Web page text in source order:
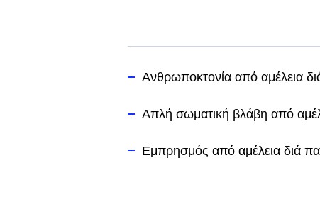
Ανθρωποκτονία από αμέλεια
Απλή σωματική βλάβη από
Εμπρησμός από αμέλεια διά